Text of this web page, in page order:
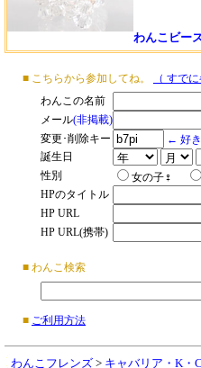
わんこビー
■ こちらから参加してね。
（ すで
わんこの名前
メール(非掲載)
変更･削除キー
← 好
誕生日
性別
女の子♀
HPのタイトル
HP URL
HP URL(携帯)
■ わんこ検索
■ ご利用方法
わんこフレンズ > キャバリア・K・